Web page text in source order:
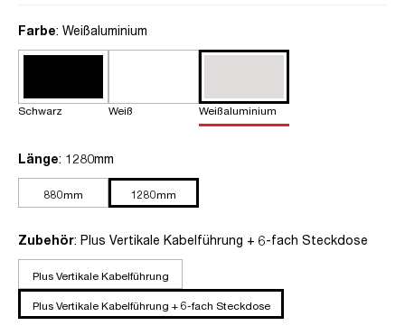
Farbeauswählen
: Weißaluminium
Schwarz Weiß Weißaluminium
Längeauswählen
: 1280mm
880mm 1280mm
Zubehörauswählen
: Plus Vertikale Kabelführung + 6-fach Steckdose
Plus Vertikale Kabelführung
Plus Vertikale Kabelführung + 6-fach Steckdose